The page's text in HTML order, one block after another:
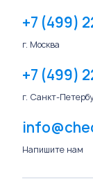
+7 (499)
г. Москва
+7 (499)
г. Санкт-
Напишите нам